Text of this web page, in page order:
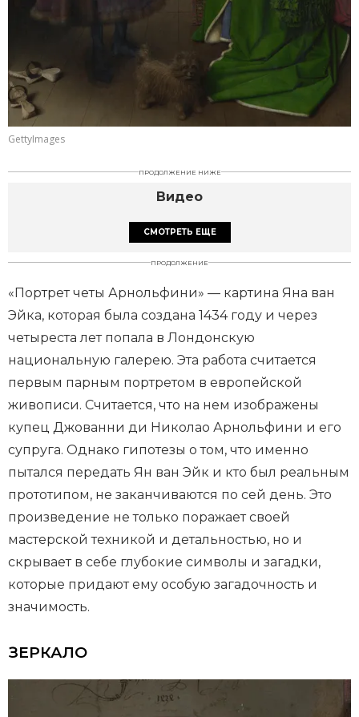
GettyImages
ПРОДОЛЖЕНИЕ НИЖЕ
Видео
СМОТРЕТЬ ЕЩЕ
ПРОДОЛЖЕНИЕ
«Портрет четы Арнольфини» — картина Яна ван
Эйка, которая была создана 1434 году и через
четыреста лет попала в Лондонскую
национальную галерею. Эта работа считается
первым парным портретом в европейской
живописи. Считается, что на нем изображены
купец Джованни ди Николао Арнольфини и его
супруга. Однако гипотезы о том, что именно
пытался передать Ян ван Эйк и кто был реальным
прототипом, не заканчиваются по сей день. Это
произведение не только поражает своей
мастерской техникой и детальностью, но и
скрывает в себе глубокие символы и загадки,
которые придают ему особую загадочность и
значимость.
ЗЕРКАЛО